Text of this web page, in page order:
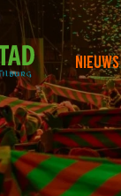
Nieuws